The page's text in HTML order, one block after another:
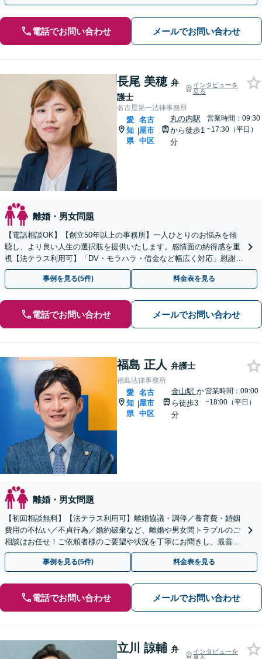
電話でお問い合わせ メールでお問い合わせ
長尾 美穂 弁
護士
インタビューを
見る
名古屋第一法律事務所
愛
知
県
|
名古
屋市
中区
丸の内駅
から徒歩1
分
営業時間：09:30
~17:30（平日）
離婚・男女問題
【電話相談OK】【創立50年以上の事務所】一人ひとりのお悩みを傾
聴し、より良い人生の選択肢を提供いたします。感情面の納得感を重
視【法テラス利用可】「DV・モラハラ・借金など幅広く対応」慰謝料
請求／男性側・女性側どちらも対応【初回相談無料】
事例を見る(5件) 料金表を見る
電話でお問い合わせ メールでお問い合わせ
福島 正人 弁護士
福島法律事務所
愛
知
県
|
名古
屋市
中区
金山駅 か
ら徒歩3
分
営業時間：09:00
~18:00（平日）
離婚・男女問題
【初回相談無料】【法テラス利用可】離婚協議・調停／養育費・婚姻
費用の不払い／不貞行為／婚約破棄など、離婚や男女間トラブルのご
相談はお任せ！ご依頼者様のご要望や状況を丁寧にお聞きし、最善の
解決へ向けて尽力します【相談室完全個室】【金山駅5分】
事例を見る(5件) 料金表を見る
電話でお問い合わせ メールでお問い合わせ
立川 諒輔 弁
インタビューを